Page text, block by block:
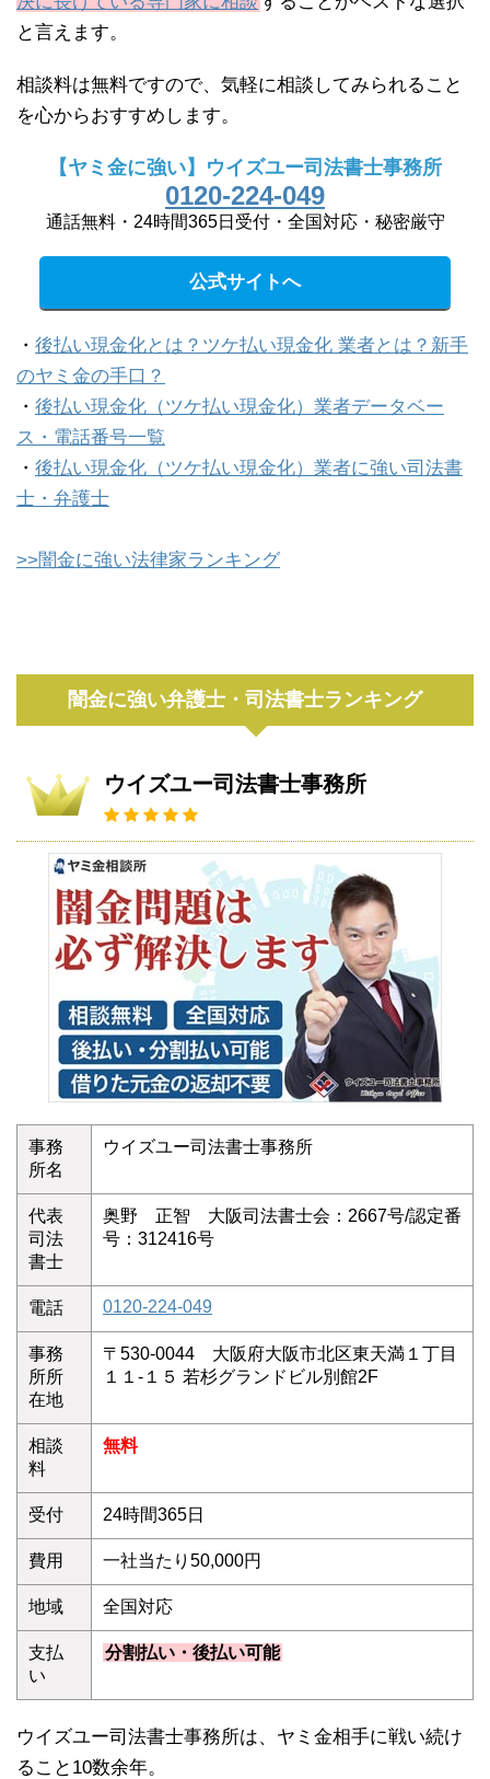
と言えます。
相談料は無料ですので、気軽に相談してみられること
を心からおすすめします。
【ヤミ金に強い】ウイズユー司法書士事務所
0120-224-049
通話無料・24時間365日受付・全国対応・秘密厳守
公式サイトへ
・ 後払い現金化とは？ツケ払い現金化 業者とは？新手
のヤミ金の手口？
・ 後払い現金化（ツケ払い現金化）業者データベー
ス・電話番号一覧
・ 後払い現金化（ツケ払い現金化）業者に強い司法書
士・弁護士
>>闇金に強い法律家ランキング
闇金に強い弁護士・司法書士ランキング
ウイズユー司法書士事務所
事務
所名
ウイズユー司法書士事務所
代表
司法
書士
奥野 正智 大阪司法書士会：2667号/認定番
号：312416号
電話 0120-224-049
事務
所所
在地
〒530-0044 大阪府大阪市北区東天満１丁目
１１-１５ 若杉グランドビル別館2F
相談
料
無料
受付 24時間365日
費用 一社当たり50,000円
地域 全国対応
支払
い
分割払い・後払い可能
ウイズユー司法書士事務所は、ヤミ金相手に戦い続け
ること10数余年。